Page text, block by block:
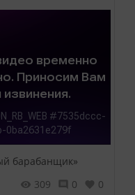
барабанщик»
309
0 0